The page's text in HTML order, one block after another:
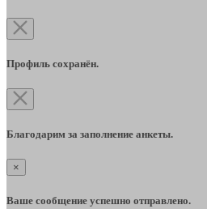
Профиль сохранён.
Благодарим за заполнение анкеты.
×
Ваше сообщение успешно отправлено.